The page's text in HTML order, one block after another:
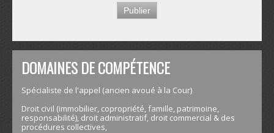
DOMAINES DE COMPÉTENCE
Spécialiste de l'appel (ancien avoué à la Cour)
Droit civil (immobilier, copropriété, famille, patrimoine,
responsabilité), droit administratif, droit commercial & des
procédures collectives,